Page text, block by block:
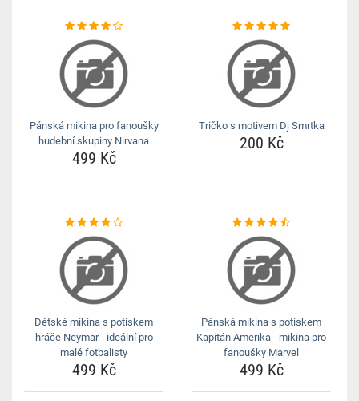
Pánská mikina pro fanoušky
hudební skupiny Nirvana
499 Kč
Tričko s motivem Dj Smrtka
200 Kč
Dětské mikina s potiskem
hráče Neymar - ideální pro
malé fotbalisty
499 Kč
Pánská mikina s potiskem
Kapitán Amerika - mikina pro
fanoušky Marvel
499 Kč